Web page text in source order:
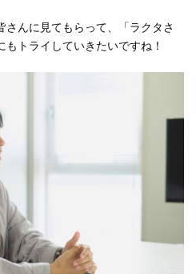
んに見てもらって、「ラクタさ
トライしていきたいですね！